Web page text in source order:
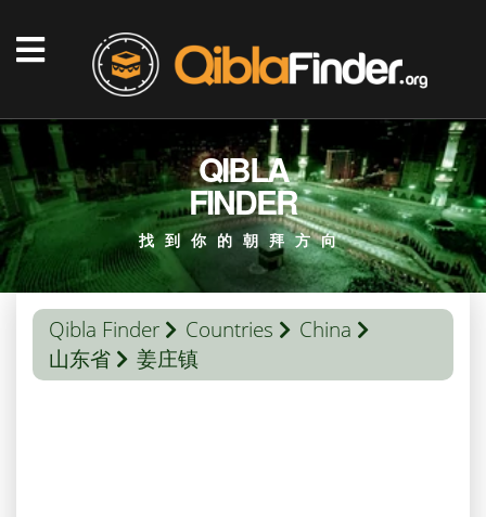
QIBLA
FINDER
找到你的朝拜方向
Qibla Finder Countries
China
山东省
姜庄镇